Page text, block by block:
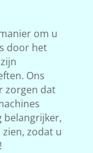
om u
door het
Ons
zorgen dat
belangrijker,
zodat u